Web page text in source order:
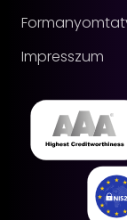
Impresszum